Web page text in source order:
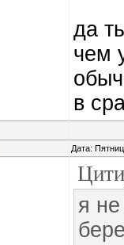
да
чем
в
Дата:
я